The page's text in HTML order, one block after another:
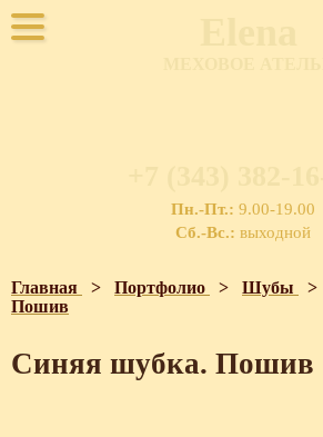
Пн.-Пт.: 9.00-19.00
Сб.-Вс.: выходной
Главная > Портфолио > Шубы >
Пошив
Синяя шубка. Пошив